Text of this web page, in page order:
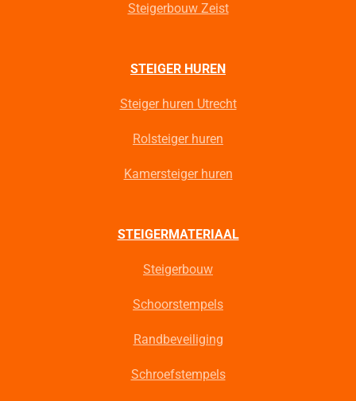
Steigerbouw Zeist
STEIGER HUREN
Steiger huren Utrecht
Rolsteiger huren
Kamersteiger huren
STEIGERMATERIAAL
Steigerbouw
Schoorstempels
Randbeveiliging
Schroefstempels